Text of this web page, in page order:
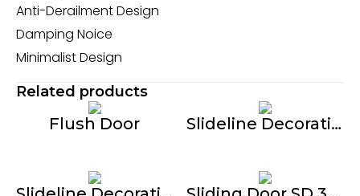
Anti-Derailment Design
Damping Noice
Minimalist Design
Related products
Flush Door Slideline Decoration G-801